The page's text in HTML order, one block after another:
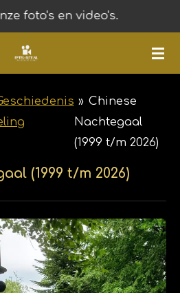
foto's en video's.
» Chinese
Nachtegaal
(1999 t/m 2026)
(1999 t/m 2026)